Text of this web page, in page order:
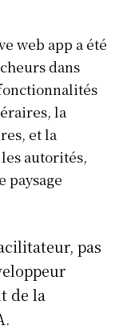
web app a été
dans
la
et la
autorités,
pas
de la